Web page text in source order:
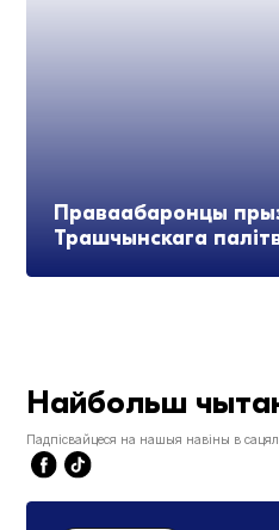
Праваабаронцы
Трашчынскага
Найбольш
Падпісвайцеся на нашыя навіны в